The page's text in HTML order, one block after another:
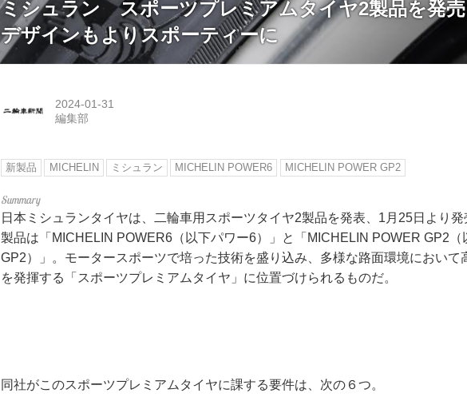
ミシュラン スポーツプレミアムタイヤ2製品を発売
デザインもよりスポーティーに
2024-01-31
編集部
新製品 MICHELIN ミシュラン MICHELIN POWER6 MICHELIN POWER GP2
日本ミシュランタイヤは、二輪車用スポーツタイヤ2製品を発表、1月25日より
製品は「MICHELIN POWER6（以下パワー6）」と「MICHELIN POWER GP2（
GP2）」。モータースポーツで培った技術を盛り込み、多様な路面環境において
を発揮する「スポーツプレミアムタイヤ」に位置づけられるものだ。
同社がこのスポーツプレミアムタイヤに課する要件は、次の６つ。